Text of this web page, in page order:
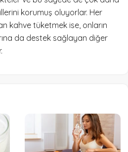
korumuş oluyorlar. Her
kahve tüketmek ise, onların
da destek sağlayan diğer